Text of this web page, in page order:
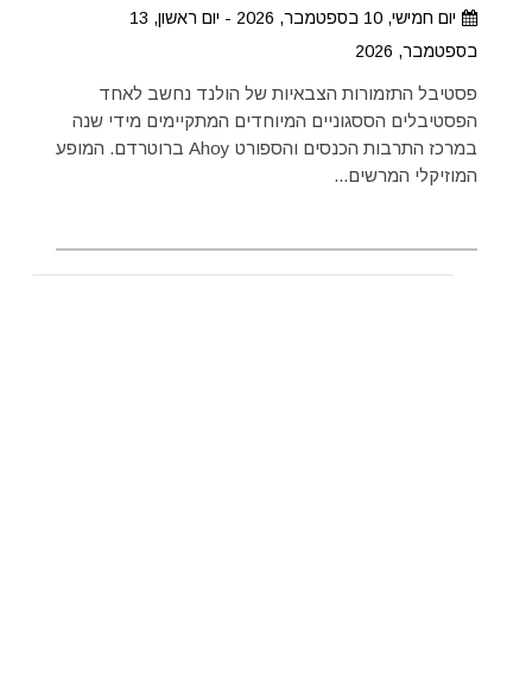
יום חמישי, 10 בספטמבר, 2026 - יום ראשון, 13
בספטמבר, 2026
פסטיבל התזמורות הצבאיות של הולנד נחשב לאחד
הפסטיבלים הססגוניים המיוחדים המתקיימים מידי שנה
במרכז התרבות הכנסים והספורט Ahoy ברוטרדם. המופע
המוזיקלי המרשים...